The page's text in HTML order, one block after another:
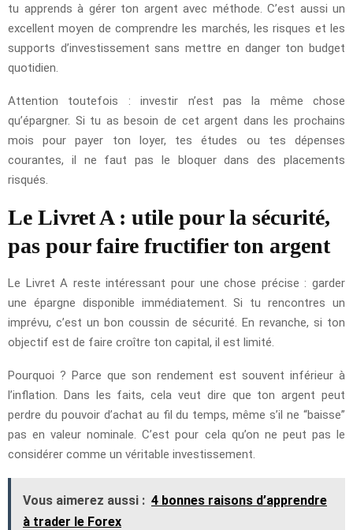
tu apprends à gérer ton argent avec méthode. C’est aussi un
excellent moyen de comprendre les marchés, les risques et les
supports d’investissement sans mettre en danger ton budget
quotidien.
Attention toutefois : investir n’est pas la même chose
qu’épargner. Si tu as besoin de cet argent dans les prochains
mois pour payer ton loyer, tes études ou tes dépenses
courantes, il ne faut pas le bloquer dans des placements
risqués.
Le Livret A : utile pour la sécurité,
pas pour faire fructifier ton argent
Le Livret A reste intéressant pour une chose précise : garder
une épargne disponible immédiatement. Si tu rencontres un
imprévu, c’est un bon coussin de sécurité. En revanche, si ton
objectif est de faire croître ton capital, il est limité.
Pourquoi ? Parce que son rendement est souvent inférieur à
l’inflation. Dans les faits, cela veut dire que ton argent peut
perdre du pouvoir d’achat au fil du temps, même s’il ne “baisse”
pas en valeur nominale. C’est pour cela qu’on ne peut pas le
considérer comme un véritable investissement.
Vous aimerez aussi : 4 bonnes raisons d’apprendre
à trader le Forex